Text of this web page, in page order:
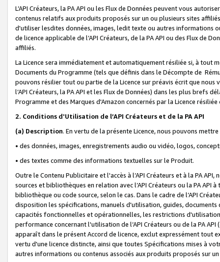
L’API Créateurs, la PA API ou les Flux de Données peuvent vous
contenus relatifs aux produits proposés sur un ou plusieurs sites
d'utiliser lesdites données, images, ledit texte ou autres informations
de licence applicable de l’API Créateurs, de la PA API ou des Flux de
affiliés.
La Licence sera immédiatement et automatiquement résiliée si, à
Documents du Programme (tels que définis dans le Décompte de
pouvons résilier tout ou partie de la Licence sur préavis écrit que
l’API Créateurs, la PA API et les Flux de Données) dans les plus
Programme et des Marques d'Amazon concernés par la Licence
2. Conditions d'Utilisation de l’API Créateurs et de la PA API
(a) Description. En vertu de la présente Licence, nous pouvons
• des données, images, enregistrements audio ou vidéo, logos,
• des textes comme des informations textuelles sur le Produit.
Outre le Contenu Publicitaire et l'accès à l’API Créateurs et à la PA
sources et bibliothèques en relation avec l’API Créateurs ou la PA
bibliothèque ou code source, selon le cas. Dans le cadre de l’API
disposition les spécifications, manuels d'utilisation, guides,
capacités fonctionnelles et opérationnelles, les restrictions
performance concernant l'utilisation de l’API Créateurs ou de la PA
apparaît dans le présent Accord de licence, exclut expressément tout
vertu d'une licence distincte, ainsi que toutes Spécifications mises à
autres informations ou contenus associés aux produits proposés sur